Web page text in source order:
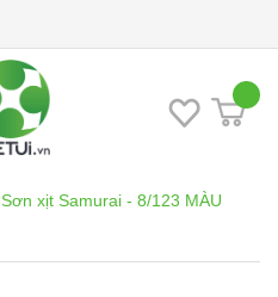
Sơn xịt Samurai - 8/123 MÀU